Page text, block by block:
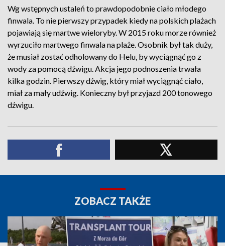
Wg wstępnych ustaleń to prawdopodobnie ciało młodego
finwala. To nie pierwszy przypadek kiedy na polskich plażach
pojawiają się martwe wieloryby. W 2015 roku morze również
wyrzuciło martwego finwala na plaże. Osobnik był tak duży,
że musiał zostać odholowany do Helu, by wyciągnąć go z
wody za pomocą dźwigu. Akcja jego podnoszenia trwała
kilka godzin. Pierwszy dźwig, który miał wyciągnąć ciało,
miał za mały udźwig. Konieczny był przyjazd 200 tonowego
dźwigu.
ZOBACZ TAKŻE